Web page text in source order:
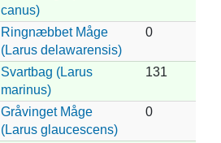
canus)
Ringnæbbet Måge
(Larus delawarensis)
0
Svartbag (Larus
marinus)
131
Gråvinget Måge
(Larus glaucescens)
0